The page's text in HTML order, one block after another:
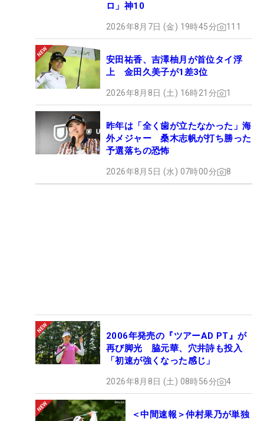
ロ」神10
2026年8月7日 (金) 19時45分 111
安田祐香、吉澤柚月が首位タイ浮
上 金田久美子が1差3位
2026年8月8日 (土) 16時21分 1
昨年は「全く歯が立たなかった」海
外メジャー 桑木志帆が打ち勝った
予選落ちの恐怖
2026年8月5日 (水) 07時00分 8
2006年発売の『ツアーAD PT』が
再び脚光 脇元華、穴井詩も投入
「初速が強くなった感じ」
2026年8月8日 (土) 08時56分 4
＜中間速報＞仲村果乃が単独